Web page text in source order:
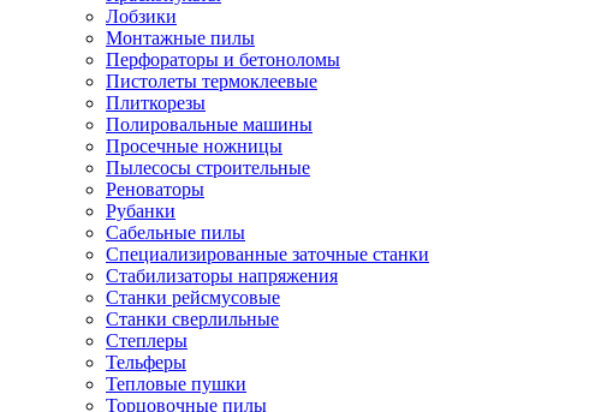
Лобзики
Монтажные пилы
Перфораторы и бетоноломы
Пистолеты термоклеевые
Плиткорезы
Полировальные машины
Просечные ножницы
Пылесосы строительные
Реноваторы
Рубанки
Сабельные пилы
Специализированные заточные станки
Стабилизаторы напряжения
Станки рейсмусовые
Станки сверлильные
Степлеры
Тельферы
Тепловые пушки
Торцовочные пилы